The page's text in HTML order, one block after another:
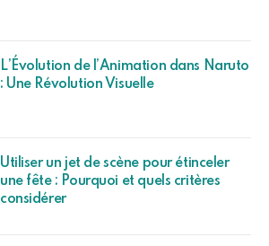
L’Évolution de l’Animation dans Naruto
: Une Révolution Visuelle
Utiliser un jet de scène pour étinceler
une fête : Pourquoi et quels critères
considérer